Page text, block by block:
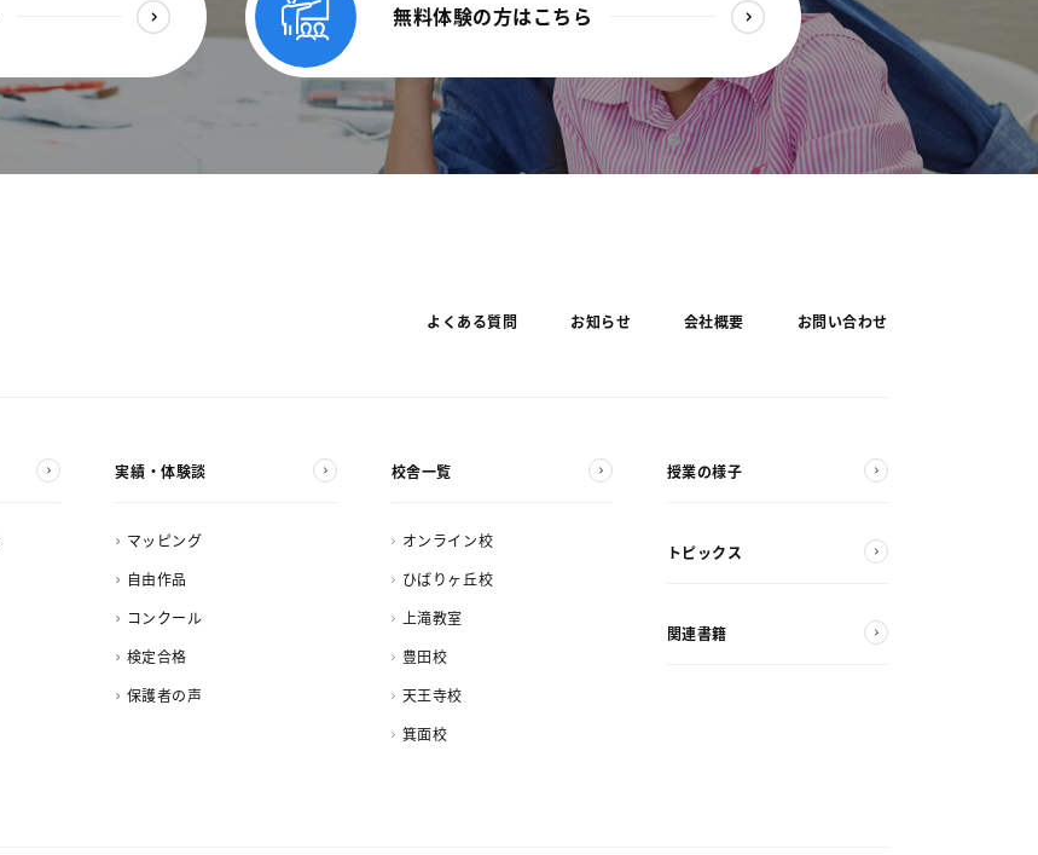
無料体験の方はこちら
よくある質問 お知らせ 会社概要 お問い合わせ
実績・体験談
マッピング
自由作品
コンクール
検定合格
保護者の声
校舎一覧
オンライン校
ひばりヶ丘校
上滝教室
豊田校
天王寺校
箕面校
授業の様子
トピックス
関連書籍